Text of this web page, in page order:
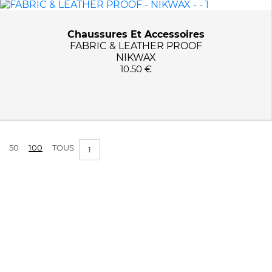
PRIX :0€ - 11€
APPLIQUER LES FILTRES
Chaussures Et Accessoires
FABRIC & LEATHER PROOF
NIKWAX
10.50 €
50 100 TOUS 1